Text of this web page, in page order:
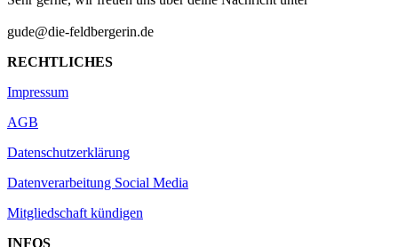
gude@die-feldbergerin.de
RECHTLICHES
Impressum
AGB
Datenschutzerklärung
Datenverarbeitung Social Media
Mitgliedschaft kündigen
INFOS